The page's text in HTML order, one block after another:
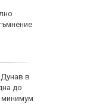
в
до
минимум